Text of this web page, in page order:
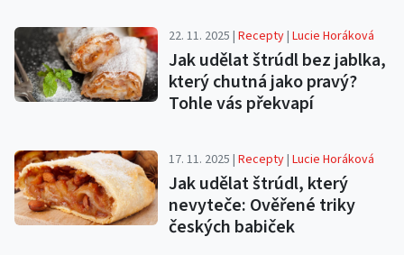
22. 11. 2025 |Recepty|Lucie Horáková
Jak udělat štrúdl bez jablka,
který chutná jako pravý?
Tohle vás překvapí
17. 11. 2025 |Recepty|Lucie Horáková
Jak udělat štrúdl, který
nevyteče: Ověřené triky
českých babiček